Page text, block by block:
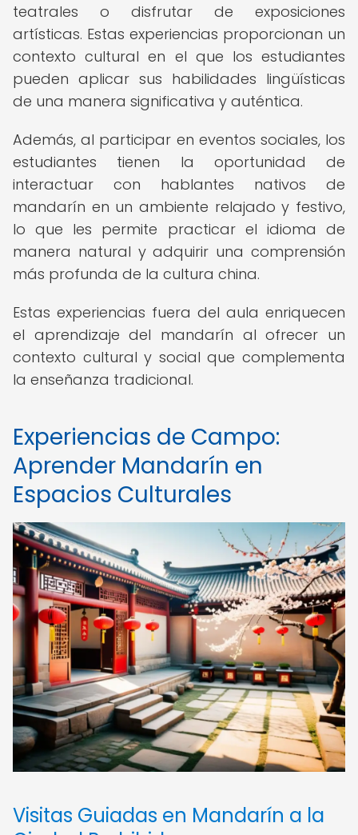
teatrales o disfrutar de exposiciones
artísticas. Estas experiencias proporcionan un
contexto cultural en el que los estudiantes
pueden aplicar sus habilidades lingüísticas
de una manera significativa y auténtica.
Además, al participar en eventos sociales, los
estudiantes tienen la oportunidad de
interactuar con hablantes nativos de
mandarín en un ambiente relajado y festivo,
lo que les permite practicar el idioma de
manera natural y adquirir una comprensión
más profunda de la cultura china.
Estas experiencias fuera del aula enriquecen
el aprendizaje del mandarín al ofrecer un
contexto cultural y social que complementa
la enseñanza tradicional.
Experiencias de Campo:
Aprender Mandarín en
Espacios Culturales
Visitas Guiadas en Mandarín a la